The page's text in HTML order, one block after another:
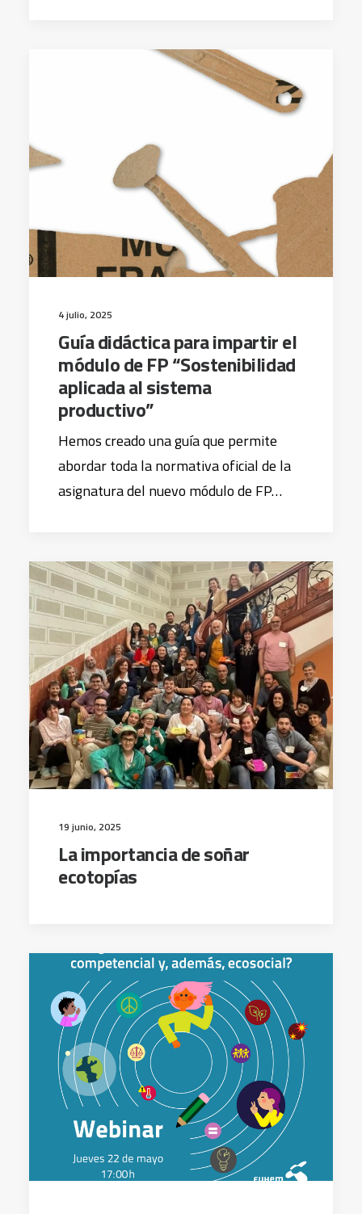
4 julio, 2025
Guía didáctica para impartir el
módulo de FP “Sostenibilidad
aplicada al sistema
productivo”
Hemos creado una guía que permite
abordar toda la normativa oficial de la
asignatura del nuevo módulo de FP…
19 junio, 2025
La importancia de soñar
ecotopías